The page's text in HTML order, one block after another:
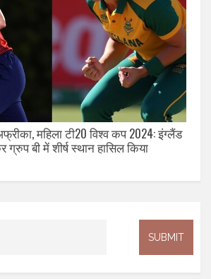
महिला टी20 विश्व कप 2024: इंग्लैंड
बी में शीर्ष स्थान हासिल किया